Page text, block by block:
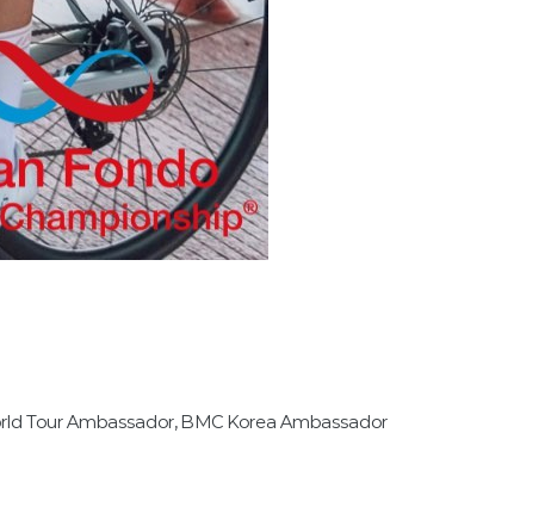
World Tour Ambassador, BMC Korea Ambassador